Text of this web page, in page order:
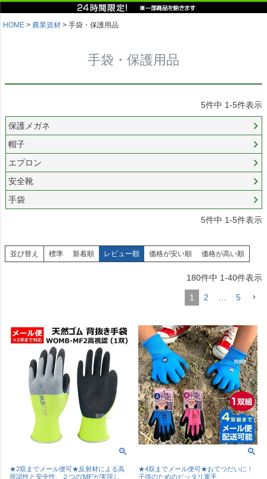
HOME 農業資材 手袋・保護用品
手袋・保護用品
5件中 1-5件表示
保護メガネ
帽子
エプロン
安全靴
手袋
5件中 1-5件表示
並び替え 標準 新着順 レビュー順 価格が安い順 価格が高い順
180件中 1-40件表示
1 2 … 5
★2双までメール便可★反射材による高
視認性と安全性、２つの'MF'が実現し
★4双までメール便可★おてつだいに！
子供のためのピッタリ軍手